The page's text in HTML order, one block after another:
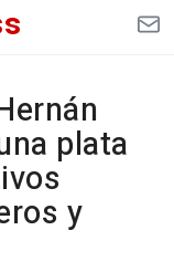
plata
y